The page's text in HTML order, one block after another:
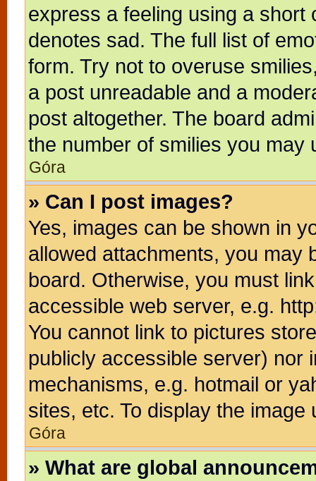
express a feeling using a short
denotes sad. The full list of
form. Try not to overuse
a post unreadable and a
post altogether. The board
the number of smilies you may
Góra
» Can I post images?
Yes, images can be shown in
allowed attachments, you may
board. Otherwise, you must
accessible web server, e.g.
You cannot link to pictures
publicly accessible server) nor
mechanisms, e.g. hotmail or
sites, etc. To display the
Góra
» What are global